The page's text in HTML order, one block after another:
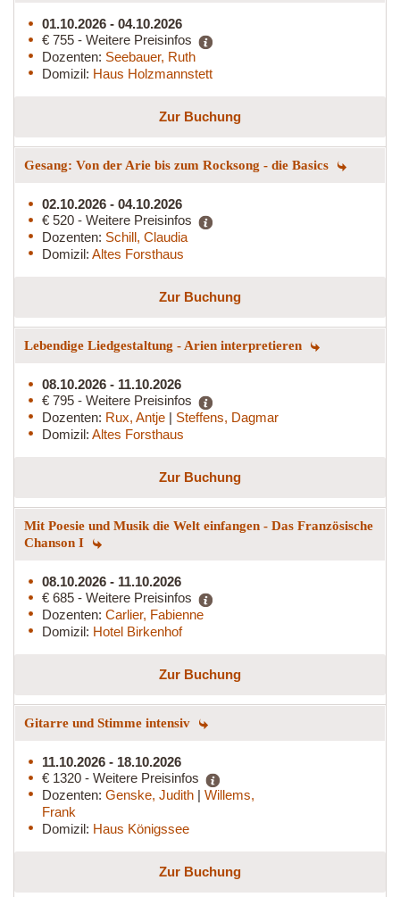
01.10.2026 - 04.10.2026
€ 755 - Weitere Preisinfos
Dozenten: Seebauer, Ruth
Domizil: Haus Holzmannstett
Zur Buchung
Gesang: Von der Arie bis zum Rocksong - die Basics
02.10.2026 - 04.10.2026
€ 520 - Weitere Preisinfos
Dozenten: Schill, Claudia
Domizil: Altes Forsthaus
Zur Buchung
Lebendige Liedgestaltung - Arien interpretieren
08.10.2026 - 11.10.2026
€ 795 - Weitere Preisinfos
Dozenten: Rux, Antje | Steffens, Dagmar
Domizil: Altes Forsthaus
Zur Buchung
Mit Poesie und Musik die Welt einfangen - Das Französische
Chanson I
08.10.2026 - 11.10.2026
€ 685 - Weitere Preisinfos
Dozenten: Carlier, Fabienne
Domizil: Hotel Birkenhof
Zur Buchung
Gitarre und Stimme intensiv
11.10.2026 - 18.10.2026
€ 1320 - Weitere Preisinfos
Dozenten: Genske, Judith | Willems,
Frank
Domizil: Haus Königssee
Zur Buchung